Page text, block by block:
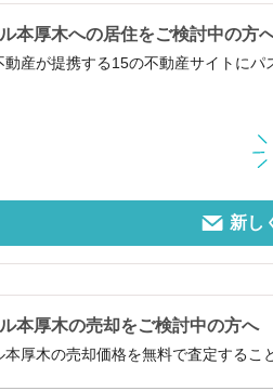
本厚木への居住をご検討中の方
動産が提携する15の不動産サイトに
新し
本厚木の売却をご検討中の方へ
厚木の売却価格を無料で査定するこ